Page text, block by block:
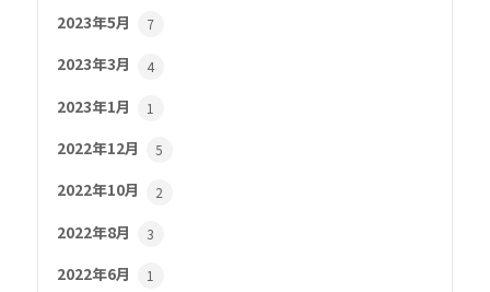
2023年5月 7
2023年3月 4
2023年1月 1
2022年12月 5
2022年10月 2
2022年8月 3
2022年6月 1